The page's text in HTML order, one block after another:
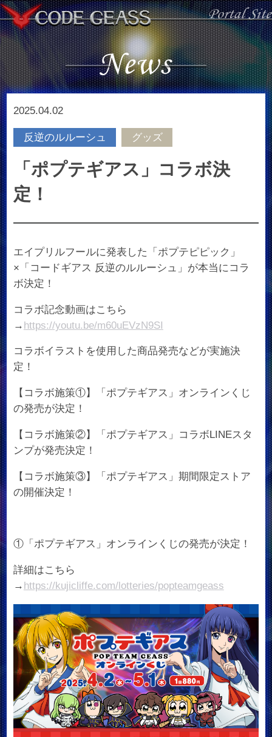
2025.04.02
反逆のルルーシュ グッズ
「ポプテギアス」コラボ決
定！
エイプリルフールに発表した「ポプテピピック」
×「コードギアス 反逆のルルーシュ」が本当にコラ
ボ決定！
コラボ記念動画はこちら
→ https://youtu.be/m60uEVzN9SI
コラボイラストを使用した商品発売などが実施決
定！
【コラボ施策①】「ポプテギアス」オンラインくじ
の発売が決定！
【コラボ施策②】「ポプテギアス」コラボLINEスタ
ンプが発売決定！
【コラボ施策③】「ポプテギアス」期間限定ストア
の開催決定！
①「ポプテギアス」オンラインくじの発売が決定！
詳細はこちら
→ https://kujicliffe.com/lotteries/popteamgeass